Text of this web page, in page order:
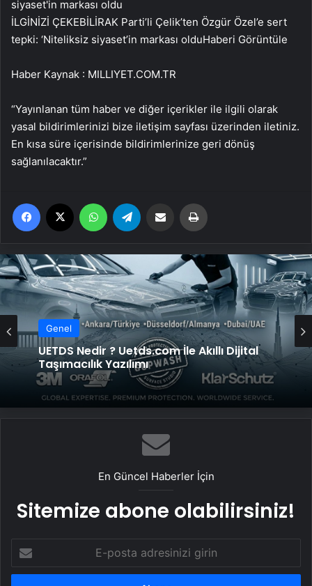
İLGİNİZİ ÇEKEBİLİRAK Parti’li Çelik’ten Özgür Özel’e sert
tepki: ‘Niteliksiz siyaset’in markası olduHaberi Görüntüle
Haber Kaynak : MILLIYET.COM.TR
“Yayınlanan tüm haber ve diğer içerikler ile ilgili olarak
yasal bildirimlerinizi bize iletişim sayfası üzerinden iletiniz.
En kısa süre içerisinde bildirimlerinize geri dönüş
sağlanılacaktır.”
Facebook WhatsApp Email'den paylaş
Genel
UETDS Nedir ? Uetds.com İle Akıllı Dijital
Taşımacılık Yazılımı
En Güncel Haberler İçin
Sitemize abone olabilirsiniz!
posta
adresinizi